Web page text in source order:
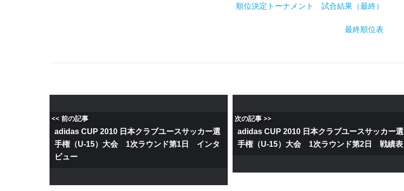
順位決定トーナメント 試合結果（最終）
最終順位表
<< 前の記事
adidas CUP 2010 日本クラブユースサッカー選
手権（U-15）大会 1次ラウンド第1日 インタ
ビュー
次の記事 >>
adidas CUP 2010 日本クラブユースサッカー選
手権（U-15）大会 1次ラウンド第2日 戦績表